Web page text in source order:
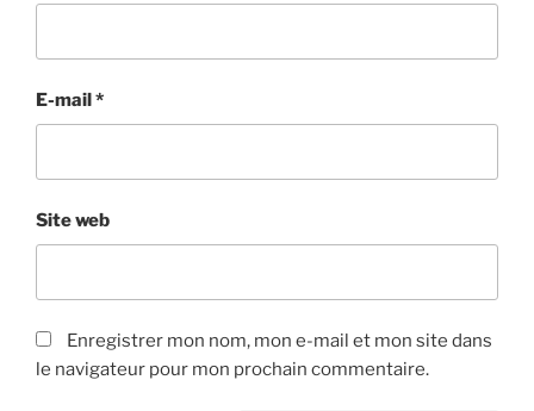
E-mail*
Site web
Enregistrer mon nom, mon e-mail et mon site dans
le navigateur pour mon prochain commentaire.